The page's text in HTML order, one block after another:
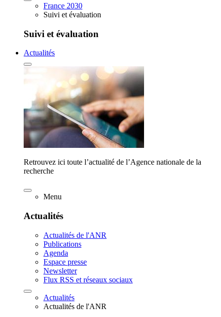
France 2030
Suivi et évaluation
Suivi et évaluation
Actualités
Retrouvez ici toute l’actualité de l’Agence nationale de la
recherche
Menu
Actualités
Actualités de l'ANR
Publications
Agenda
Espace presse
Newsletter
Flux RSS et réseaux sociaux
Actualités
Actualités de l'ANR